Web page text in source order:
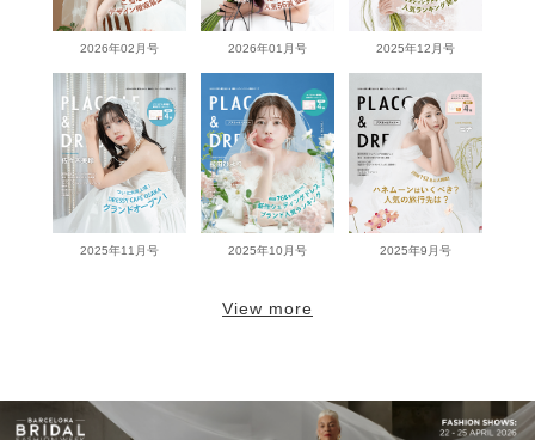
2026年02月号 2026年01月号 2025年12月号
2025年11月号 2025年10月号 2025年9月号
View more